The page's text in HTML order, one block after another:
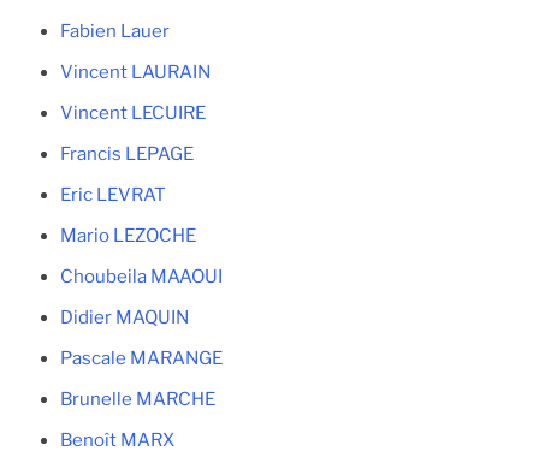
Fabien Lauer
Vincent LAURAIN
Vincent LECUIRE
Francis LEPAGE
Eric LEVRAT
Mario LEZOCHE
Choubeila MAAOUI
Didier MAQUIN
Pascale MARANGE
Brunelle MARCHE
Benoît MARX